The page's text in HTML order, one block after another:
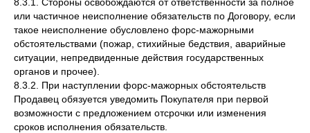
или частичное неисполнение обязательств по Договору, если
такое неисполнение обусловлено форс-мажорными
обстоятельствами (пожар, стихийные бедствия, аварийные
ситуации, непредвиденные действия государственных
органов и прочее).
8.3.2. При наступлении форс-мажорных обстоятельств
Продавец обязуется уведомить Покупателя при первой
возможности с предложением отсрочки или изменения
сроков исполнения обязательств.